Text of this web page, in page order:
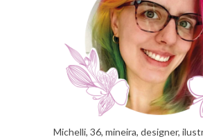
Michelli, 36, mineira, designer,